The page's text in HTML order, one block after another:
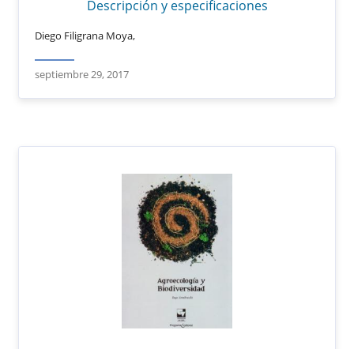
Descripción y especificaciones
Diego Filigrana Moya,
septiembre 29, 2017